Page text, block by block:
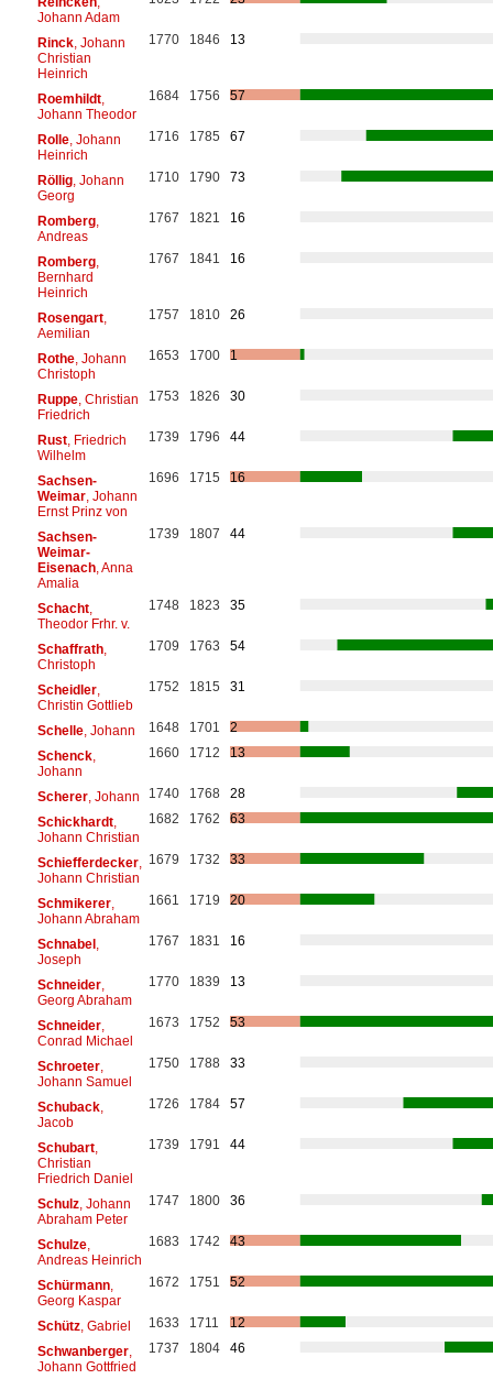
Johann Adam
Rinck, Johann
Christian
Heinrich
1770 1846 13
Roemhildt,
Johann Theodor
1684 1756 57
Rolle, Johann
Heinrich
1716 1785 67
Röllig, Johann
Georg
1710 1790 73
Romberg,
Andreas
1767 1821 16
Romberg,
Bernhard
Heinrich
1767 1841 16
Rosengart,
Aemilian
1757 1810 26
Rothe, Johann
Christoph
1653 1700 1
Ruppe, Christian
Friedrich
1753 1826 30
Rust, Friedrich
Wilhelm
1739 1796 44
Sachsen-
Weimar, Johann
Ernst Prinz von
1696 1715 16
Sachsen-
Weimar-
Eisenach, Anna
Amalia
1739 1807 44
Schacht,
Theodor Frhr. v.
1748 1823 35
Schaffrath,
Christoph
1709 1763 54
Scheidler,
Christin Gottlieb
1752 1815 31
Schelle, Johann 1648 1701
2
Schenck,
Johann
1660 1712 13
Scherer, Johann 1740 1768
28
Schickhardt,
Johann Christian
1682 1762 63
Schiefferdecker,
Johann Christian
1679 1732 33
Schmikerer,
Johann Abraham
1661 1719 20
Schnabel,
Joseph
1767 1831 16
Schneider,
Georg Abraham
1770 1839 13
Schneider,
Conrad Michael
1673 1752 53
Schroeter,
Johann Samuel
1750 1788 33
Schuback,
Jacob
1726 1784 57
Schubart,
Christian
Friedrich Daniel
1739 1791 44
Schulz, Johann
Abraham Peter
1747 1800 36
Schulze,
Andreas Heinrich
1683 1742 43
Schürmann,
Georg Kaspar
1672 1751 52
Schütz, Gabriel 1633 1711
12
Schwanberger,
Johann Gottfried
1737 1804 46